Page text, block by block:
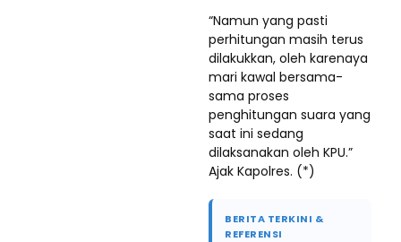
“Namun yang pasti
perhitungan masih terus
dilakukkan, oleh karenaya
mari kawal bersama-
sama proses
penghitungan suara yang
saat ini sedang
dilaksanakan oleh KPU.”
Ajak Kapolres. (*)
BERITA TERKINI &
REFERENSI